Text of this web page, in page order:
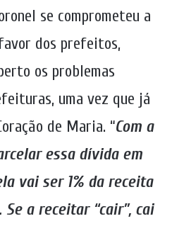
se comprometeu a
dos prefeitos,
os problemas
uma vez que já
de Maria. “Com a
essa dívida em
vai ser 1% da receita
a receitar “cair”, cai